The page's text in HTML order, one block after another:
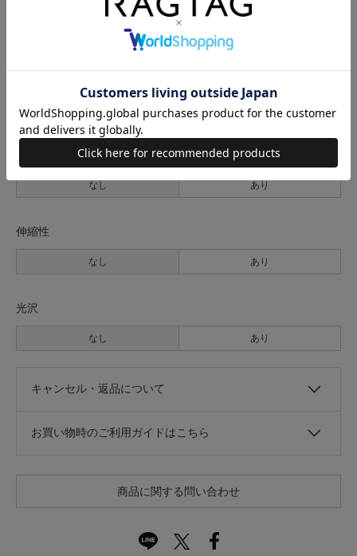
あり
なし あり
伸縮性
なし あり
光沢
なし あり
キャンセル・返品について
お買い物時のご利用ガイドはこちら
商品に関する問い合わせ